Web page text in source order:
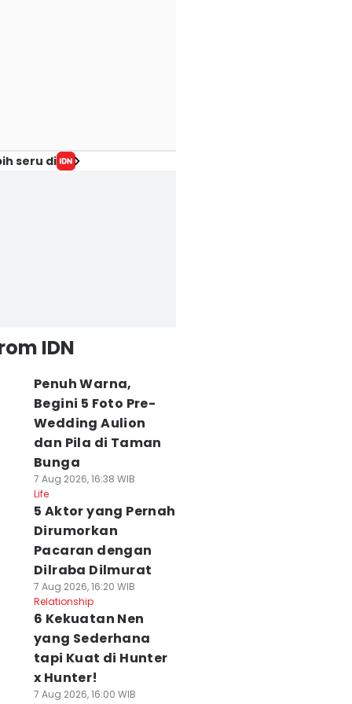
seru di
IDN
Penuh Warna,
Begini 5 Foto Pre-
Wedding Aulion
dan Pila di Taman
Bunga
7 Aug 2026, 16:38 WIB
Life
5 Aktor yang Pernah
Dirumorkan
Pacaran dengan
Dilraba Dilmurat
7 Aug 2026, 16:20 WIB
Relationship
6 Kekuatan Nen
yang Sederhana
tapi Kuat di Hunter
x Hunter!
7 Aug 2026, 16:00 WIB